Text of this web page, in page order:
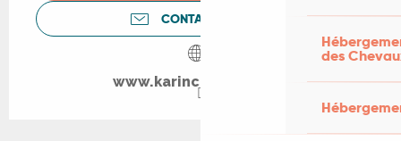
des
CONTACTEZ-NOUS
www.karincarmeliet.be